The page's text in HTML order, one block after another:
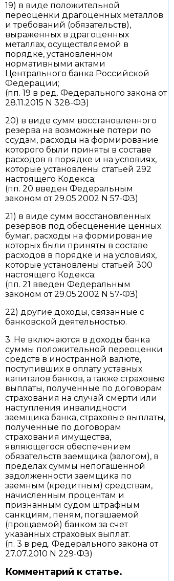
19) в виде положительной
переоценки драгоценных металлов
и требований (обязательств),
выраженных в драгоценных
металлах, осуществляемой в
порядке, установленном
нормативными актами
Центрального банка Российской
Федерации;
(пп. 19 в ред. Федерального закона от
28.11.2015 N 328-ФЗ)
20) в виде сумм восстановленного
резерва на возможные потери по
ссудам, расходы на формирование
которого были приняты в составе
расходов в порядке и на условиях,
которые установлены статьей 292
настоящего Кодекса;
(пп. 20 введен Федеральным
законом от 29.05.2002 N 57-ФЗ)
21) в виде сумм восстановленных
резервов под обесценение ценных
бумаг, расходы на формирование
которых были приняты в составе
расходов в порядке и на условиях,
которые установлены статьей 300
настоящего Кодекса;
(пп. 21 введен Федеральным
законом от 29.05.2002 N 57-ФЗ)
22) другие доходы, связанные с
банковской деятельностью.
3. Не включаются в доходы банка
суммы положительной переоценки
средств в иностранной валюте,
поступивших в оплату уставных
капиталов банков, а также страховые
выплаты, полученные по договорам
страхования на случай смерти или
наступления инвалидности
заемщика банка, страховые выплаты,
полученные по договорам
страхования имущества,
являющегося обеспечением
обязательств заемщика (залогом), в
пределах суммы непогашенной
задолженности заемщика по
заемным (кредитным) средствам,
начисленным процентам и
признанным судом штрафным
санкциям, пеням, погашаемой
(прощаемой) банком за счет
указанных страховых выплат.
(п. 3 в ред. Федерального закона от
27.07.2010 N 229-ФЗ)
Комментарий к статье.